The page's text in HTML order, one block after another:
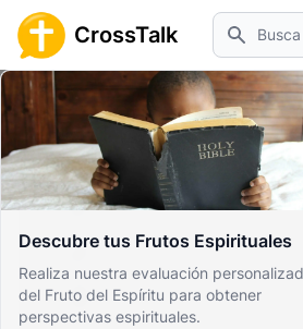
CrossTalk Buscar
Descubre tus Frutos Espirituales
Realiza nuestra evaluación
del Fruto del Espíritu para obtener
perspectivas espirituales.
Inicio Archivo de Preguntas
Inicio
Archivo de Preguntas
Nuestro blog
Contenido guardado